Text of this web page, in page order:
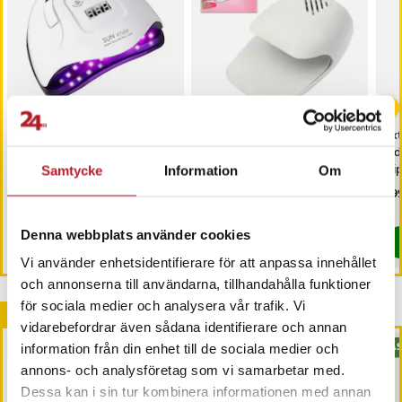
Samtycke Information Om
Denna webbplats använder cookies
Vi använder enhetsidentifierare för att anpassa innehållet
och annonserna till användarna, tillhandahålla funktioner
för sociala medier och analysera vår trafik. Vi
vidarebefordrar även sådana identifierare och annan
information från din enhet till de sociala medier och
annons- och analysföretag som vi samarbetar med.
Dessa kan i sin tur kombinera informationen med annan
Extralink Beauty LED UV
Pris:199 kr
199 kr
Köp
Mini nageltork för snabb
Andra köpte också
BÄSTSÄLJARE